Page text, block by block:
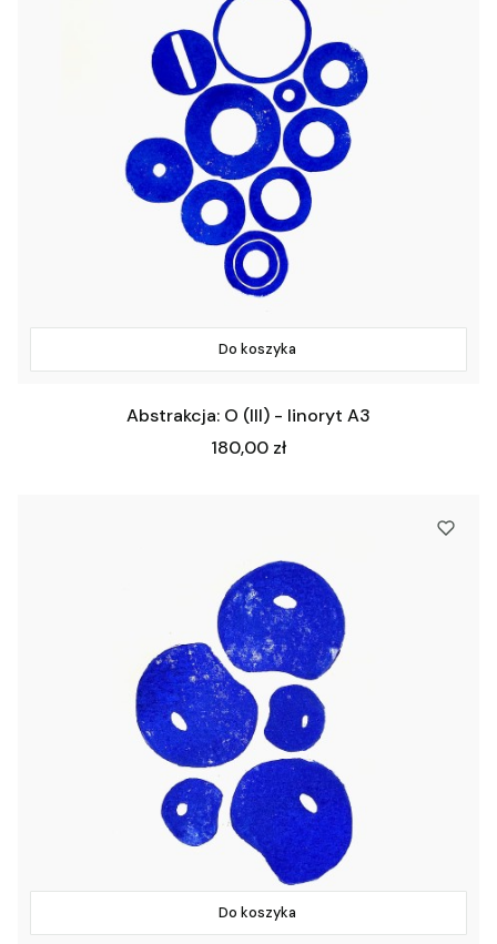
Do koszyka
Abstrakcja: O (III) - linoryt A3
Cena
180,00 zł
Do koszyka